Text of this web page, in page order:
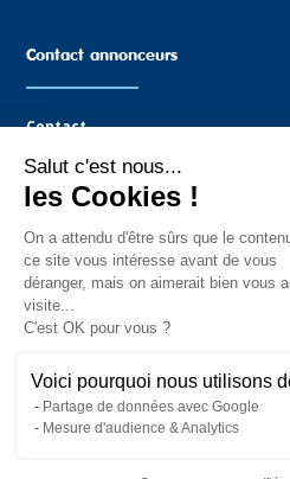
Contact annonceurs
Contact
Agence Graffocean
16 rue Boucaud
Tel : 02.51.35.81.14
Mail : contact@graffocean.com
Salut c'est nous...
les Cookies !
On a attendu d'être sûrs que le
ce site vous intéresse avant de vous
déranger, mais on aimerait bien vous
visite...
C'est OK pour vous ?
Voici pourquoi nous utilisons
Partage de données avec Google
Mesure d'audience & Analytics